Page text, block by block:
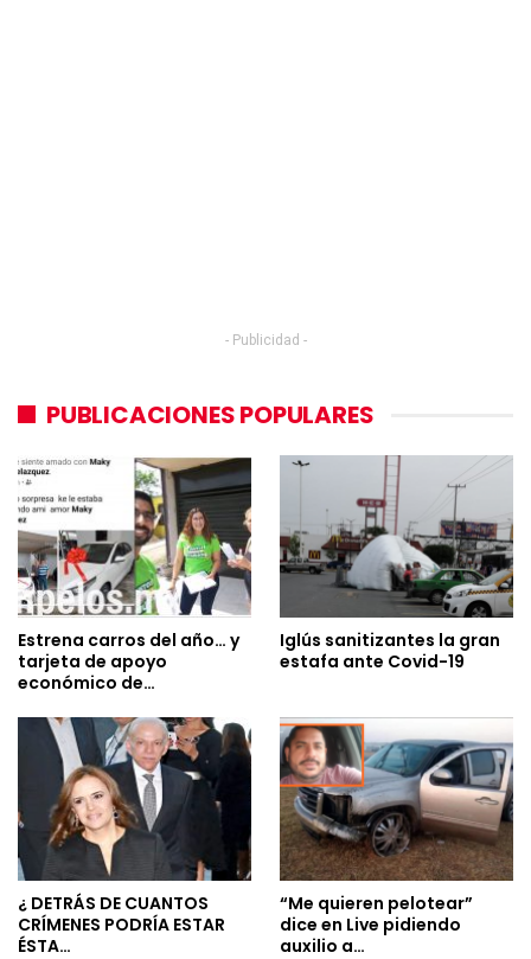
- Publicidad -
PUBLICACIONES POPULARES
Estrena carros del año… y
tarjeta de apoyo
económico de…
Iglús sanitizantes la gran
estafa ante Covid-19
¿ DETRÁS DE CUANTOS
CRÍMENES PODRÍA ESTAR
ÉSTA…
“Me quieren pelotear”
dice en Live pidiendo
auxilio a…